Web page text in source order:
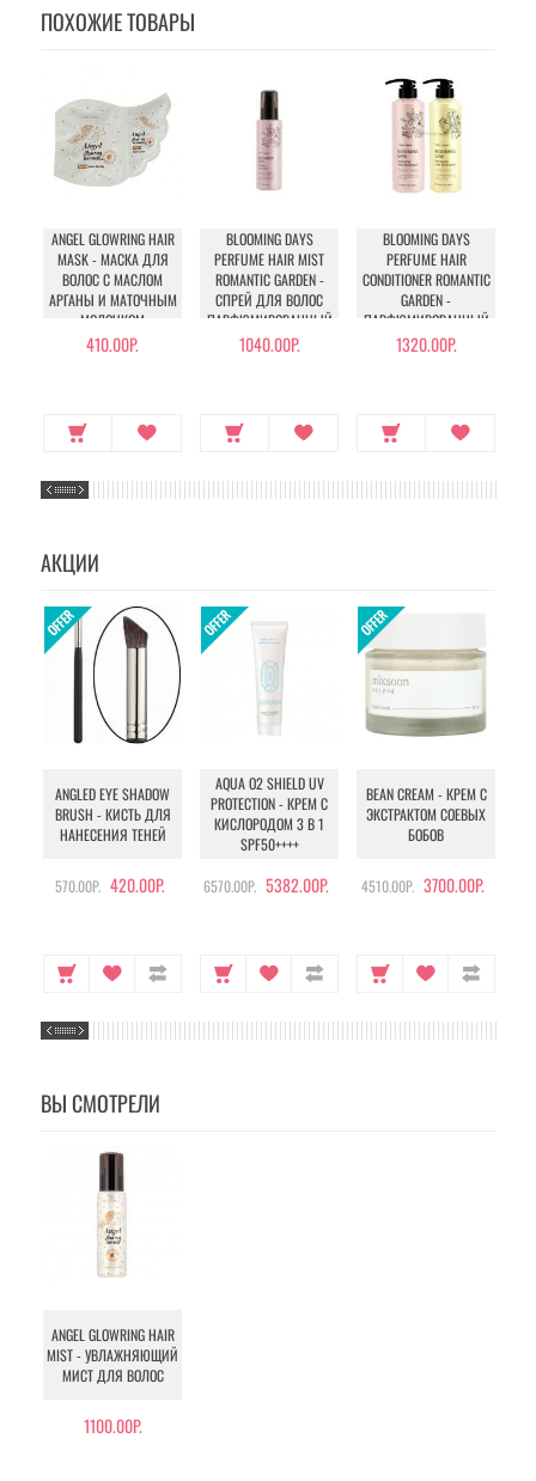
ПОХОЖИЕ ТОВАРЫ
ANGEL GLOWRING HAIR
MASK - МАСКА ДЛЯ
ВОЛОС С МАСЛОМ
АРГАНЫ И МАТОЧНЫМ
МОЛОЧКОМ
410.00Р.
BLOOMING DAYS
PERFUME HAIR MIST
ROMANTIC GARDEN -
СПРЕЙ ДЛЯ ВОЛОС
ПАРФЮМИРОВАННЫЙ
1040.00Р.
BLOOMING DAYS
PERFUME HAIR
CONDITIONER ROMANTIC
GARDEN -
ПАРФЮМИРОВАННЫЙ
КОНДИЦИОНЕР ДЛЯ
1320.00Р.
АКЦИИ
ANGLED EYE SHADOW
BRUSH - КИСТЬ ДЛЯ
НАНЕСЕНИЯ ТЕНЕЙ
570.00Р. 420.00Р.
AQUA O2 SHIELD UV
PROTECTION - КРЕМ С
КИСЛОРОДОМ 3 В 1
SPF50++++
6570.00Р. 5382.00Р.
BEAN CREAM - КРЕМ С
ЭКСТРАКТОМ СОЕВЫХ
БОБОВ
4510.00Р. 3700.00Р.
ВЫ СМОТРЕЛИ
ANGEL GLOWRING HAIR
MIST - УВЛАЖНЯЮЩИЙ
МИСТ ДЛЯ ВОЛОС
1100.00Р.